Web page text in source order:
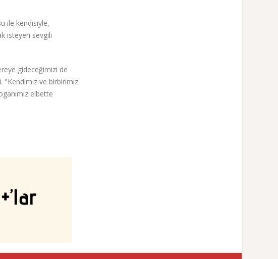
ile kendisiyle,
isteyen sevgili
gideceğimizi de
"Kendimiz ve birbirimiz
elbette